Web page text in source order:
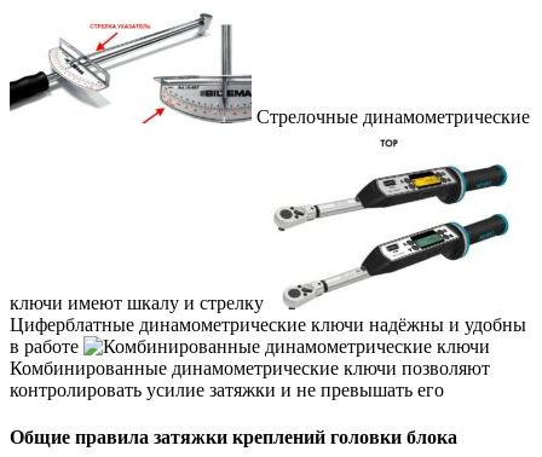
Стрелочные динамометрические
ключи имеют шкалу и стрелку
Циферблатные динамометрические ключи надёжны и удобны
в работе
Комбинированные динамометрические ключи позволяют
контролировать усилие затяжки и не превышать его
Общие правила затяжки креплений головки блока